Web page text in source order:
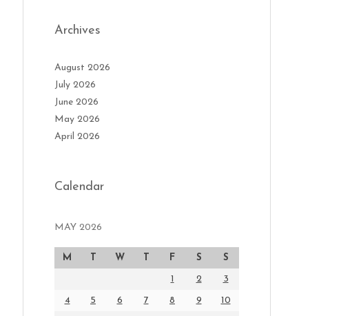
Archives
August 2026
July 2026
June 2026
May 2026
April 2026
Calendar
MAY 2026
M T W T F S S
1 2 3
4 5 6 7 8 9 10